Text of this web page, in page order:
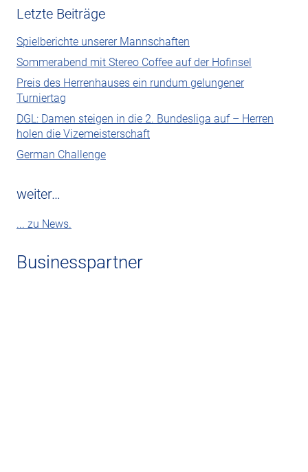
Letzte Beiträge
Spielberichte unserer Mannschaften
Sommerabend mit Stereo Coffee auf der Hofinsel
Preis des Herrenhauses ein rundum gelungener
Turniertag
DGL: Damen steigen in die 2. Bundesliga auf – Herren
holen die Vizemeisterschaft
German Challenge
weiter…
... zu News.
Businesspartner